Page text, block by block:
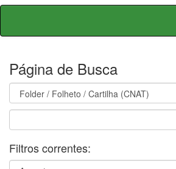
Skip
Página de Busca
Filtros correntes: